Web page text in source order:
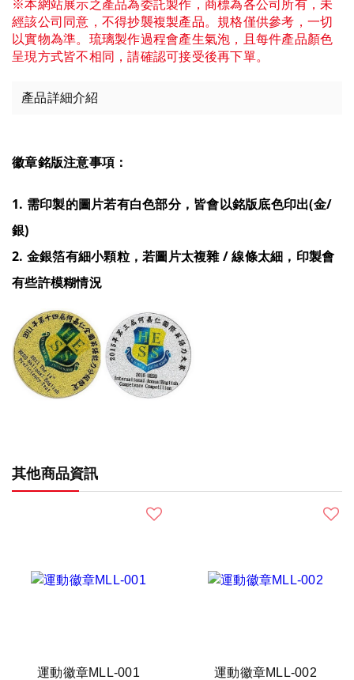
※本網站展示之產品為委託製作，商標為各公司所有，未
經該公司同意，不得抄襲複製產品。規格僅供參考，一切
以實物為準。琉璃製作過程會產生氣泡，且每件產品顏色
呈現方式皆不相同，請確認可接受後再下單。
產品詳細介紹
徽章銘版注意事項：
1. 需印製的圖片若有白色部分，皆會以銘版底色印出(金/
銀)
2. 金銀箔有細小顆粒，若圖片太複雜 / 線條太細，印製會
有些許模糊情況
其他商品資訊
運動徽章MLL-001 運動徽章MLL-002